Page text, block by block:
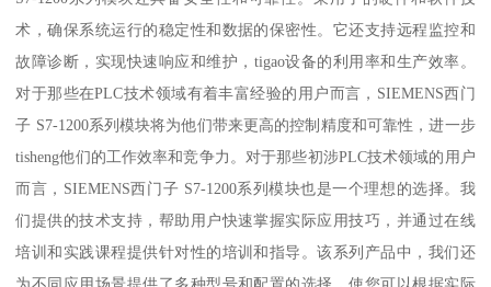
术，确保系统运行的稳定性和数据的保密性。它还支持远程监控和
故障诊断，实现快速响应和维护，tigao设备的利用率和生产效率。
对于那些在PLC技术领域有着丰富经验的用户而言，SIEMENS西门
子 S7-1200系列模块将为他们带来更高的控制精度和可靠性，进一步
tisheng他们的工作效率和竞争力。对于那些初涉PLC技术领域的用户
而言，SIEMENS西门子 S7-1200系列模块也是一个理想的选择。我
们提供的技术支持，帮助用户快速掌握实际应用技巧，并通过在线
培训和实践课程提供针对性的培训和指导。该系列产品中，我们还